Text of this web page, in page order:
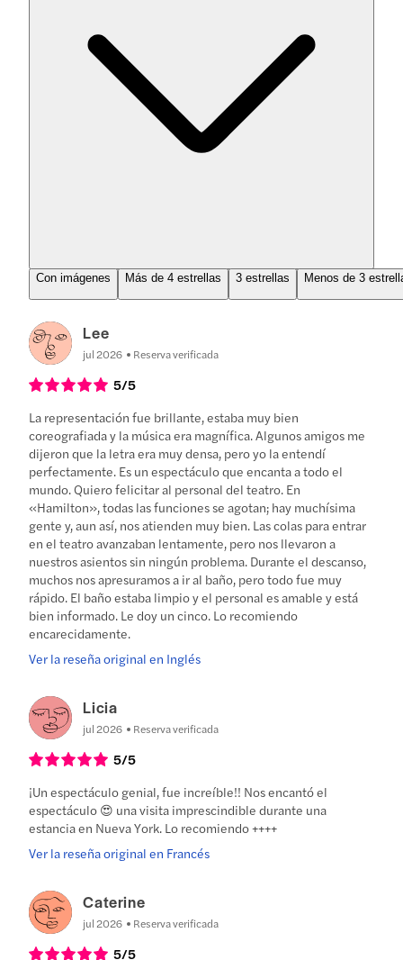
Con imágenes Más de 4 estrellas 3 estrellas Menos de 3
Lee
jul 2026 Reserva verificada
5/5
La representación fue brillante, estaba muy bien
coreografiada y la música era magnífica. Algunos amigos me
dijeron que la letra era muy densa, pero yo la entendí
perfectamente. Es un espectáculo que encanta a todo el
mundo. Quiero felicitar al personal del teatro. En
«Hamilton», todas las funciones se agotan; hay muchísima
gente y, aun así, nos atienden muy bien. Las colas para entrar
en el teatro avanzaban lentamente, pero nos llevaron a
nuestros asientos sin ningún problema. Durante el descanso,
muchos nos apresuramos a ir al baño, pero todo fue muy
rápido. El baño estaba limpio y el personal es amable y está
bien informado. Le doy un cinco. Lo recomiendo
encarecidamente.
Ver la reseña original en Inglés
Licia
jul 2026 Reserva verificada
5/5
¡Un espectáculo genial, fue increíble!! Nos encantó el
espectáculo 😍 una visita imprescindible durante una
estancia en Nueva York. Lo recomiendo ++++
Ver la reseña original en Francés
Caterine
jul 2026 Reserva verificada
5/5